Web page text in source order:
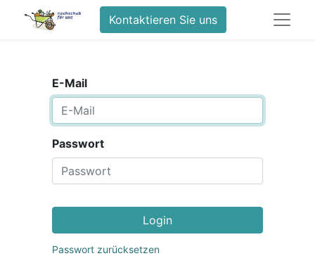
Kontaktieren Sie uns
E-Mail
Passwort
Login
Passwort zurücksetzen